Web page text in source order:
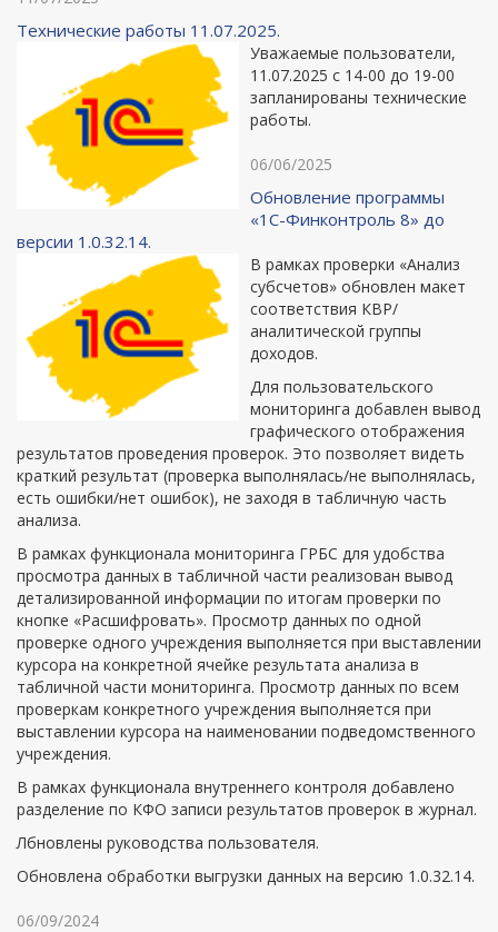
Технические работы 11.07.2025.
Уважаемые пользователи,
11.07.2025 с 14-00 до 19-00
запланированы технические
работы.
06/06/2025
Обновление программы
«1С-Финконтроль 8» до
версии 1.0.32.14.
В рамках проверки «Анализ
субсчетов» обновлен макет
соответствия КВР/
аналитической группы
доходов.
Для пользовательского
мониторинга добавлен вывод
графического отображения
результатов проведения проверок. Это позволяет видеть
краткий результат (проверка выполнялась/не выполнялась,
есть ошибки/нет ошибок), не заходя в табличную часть
анализа.
В рамках функционала мониторинга ГРБС для удобства
просмотра данных в табличной части реализован вывод
детализированной информации по итогам проверки по
кнопке «Расшифровать». Просмотр данных по одной
проверке одного учреждения выполняется при выставлении
курсора на конкретной ячейке результата анализа в
табличной части мониторинга. Просмотр данных по всем
проверкам конкретного учреждения выполняется при
выставлении курсора на наименовании подведомственного
учреждения.
В рамках функционала внутреннего контроля добавлено
разделение по КФО записи результатов проверок в журнал.
Лбновлены руководства пользователя.
Обновлена обработки выгрузки данных на версию 1.0.32.14.
06/09/2024